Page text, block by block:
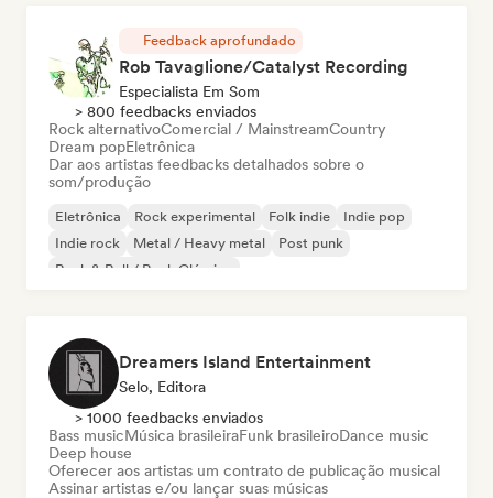
Feedback aprofundado
Rob Tavaglione/Catalyst Recording
Especialista Em Som
> 800 feedbacks enviados
Rock alternativoComercial / MainstreamCountry
Dream popEletrônica
Dar aos artistas feedbacks detalhados sobre o
som/produção
Eletrônica Rock experimental Folk indie
Indie pop
Indie rock
Metal / Heavy metal
Post punk
Rock & Roll / Rock Clássico
Dreamers Island Entertainment
Selo, Editora
> 1000 feedbacks enviados
Bass musicMúsica brasileiraFunk brasileiroDance music
Deep house
Oferecer aos artistas um contrato de publicação musical
Assinar artistas e/ou lançar suas músicas